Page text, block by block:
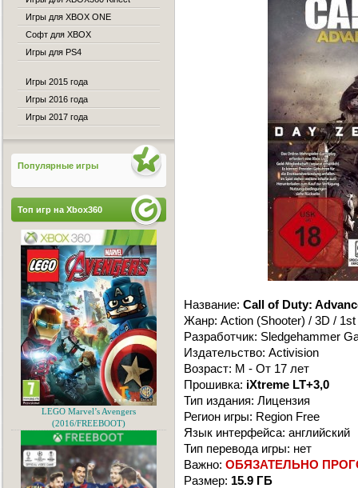
Название: Call of Duty:
Жанр: Action (Shooter) / 3D / 1st
Разработчик: Sledgehammer
Издательство: Activision
Возраст: M - От 17 лет
Прошивка: iXtreme LT+3,0
Тип издания: Лицензия
Регион игры: Region Free
Язык интерфейса: английский
Тип перевода игры: нет
Важно: ОБЯЗАТЕЛЬНО
Размер: 15.9 ГБ
Игры для XBOX ONE
Софт для XBOX
Игры для PS4
Игры 2015 года
Игры 2016 года
Игры 2017 года
Популярные игры
Топ игр на Xbox360
LEGO Marvel’s Avengers
(2016/FREEBOOT)